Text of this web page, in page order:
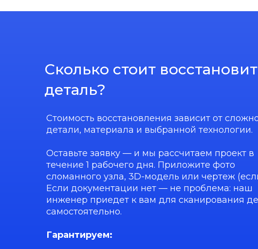
Сколько стоит
деталь?
Стоимость восстановления зависит от
детали, материала и выбранной технологии.
Оставьте заявку — и мы рассчитаем проект в
течение 1 рабочего дня. Приложите фото
сломанного узла, 3D-модель или чертеж
Если документации нет — не проблема: наш
инженер приедет к вам для сканирования
самостоятельно.
Гарантируем: